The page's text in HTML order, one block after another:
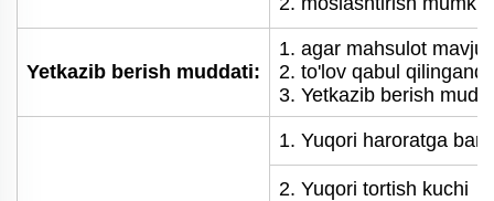
Yetkazib berish muddati:
1. agar mahsulot
2. to'lov qabul
3. Yetkazib berish
1. Yuqori haroratga
2. Yuqori tortish kuchi